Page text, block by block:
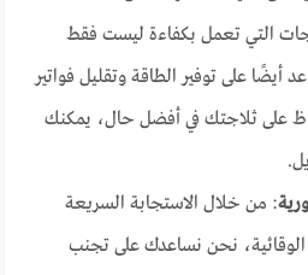
التي تعمل بكفاءة ليست فقط
أيضًا على توفير الطاقة وتقليل فواتير
على ثلاجتك في أفضل حال، يمكنك
: من خلال الاستجابة السريعة
الوقائية، نحن نساعدك على تجنب